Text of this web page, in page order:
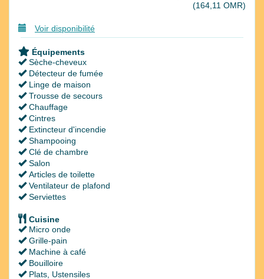
(164,11 OMR)
Voir disponibilité
Équipements
Sèche-cheveux
Détecteur de fumée
Linge de maison
Trousse de secours
Chauffage
Cintres
Extincteur d'incendie
Shampooing
Clé de chambre
Salon
Articles de toilette
Ventilateur de plafond
Serviettes
Cuisine
Micro onde
Grille-pain
Machine à café
Bouilloire
Plats, Ustensiles